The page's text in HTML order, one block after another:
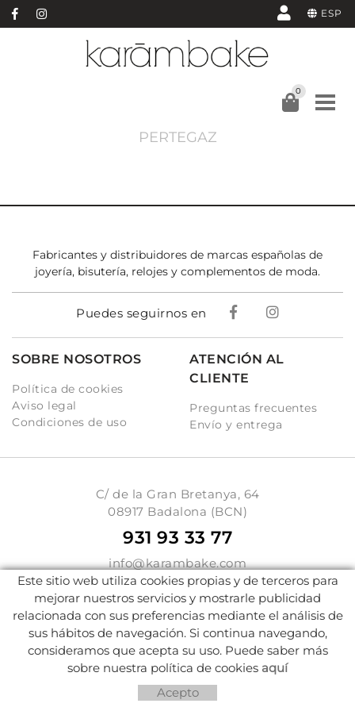
ESP
0
PERTEGAZ
Fabricantes y distribuidores de marcas españolas de
joyería, bisutería, relojes y complementos de moda.
Puedes seguirnos en
SOBRE NOSOTROS
Política de cookies
Aviso legal
Condiciones de uso
ATENCIÓN AL
CLIENTE
Preguntas frecuentes
Envío y entrega
C/ de la Gran Bretanya, 64
08917 Badalona (BCN)
931 93 33 77
info@karambake.com
Distribuido por:Micrològic, SLU
Este sitio web utiliza cookies propias y de terceros para
mejorar nuestros servicios y mostrarle publicidad
relacionada con sus preferencias mediante el análisis de
sus hábitos de navegación. Si continua navegando,
consideramos que acepta su uso. Puede saber más
sobre nuestra política de cookies aquí
Acepto